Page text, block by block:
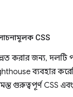
CSS
করার জন্য, দলটি
ব্যবহার
গুরুত্বপূর্ণ CSS